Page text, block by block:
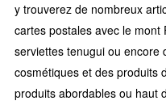
y trouverez de nombreux
cartes postales avec le
serviettes tenugui ou encore
cosmétiques et des produits
produits abordables ou haut